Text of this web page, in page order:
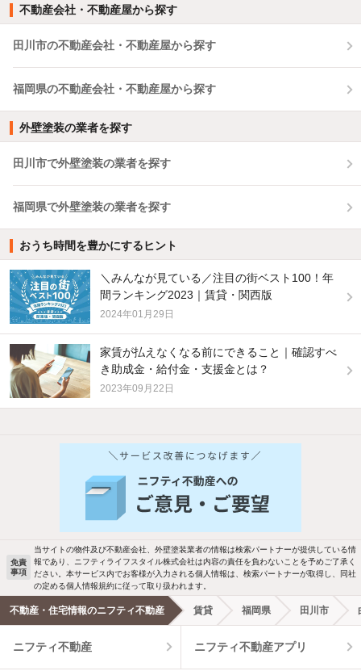
不動産会社・不動産屋から探す
田川市の不動産会社・不動産屋から探す
福岡県の不動産会社・不動産屋から探す
外壁塗装の業者を探す
田川市で外壁塗装の業者を探す
福岡県で外壁塗装の業者を探す
おうち時間を豊かにするヒント
＼みんなが見ている／注目の街ベスト100！年
間ランキング2023｜賃貸・関西版
2024年01月29日
家賃が払えなくなる前にできること｜確認すべ
き助成金・給付金・支援金とは？
2023年09月22日
バス・トイレ別 2階以上
洗濯機置場あり 独立洗面台
エアコンあり 都市ガス
温水洗浄便座 オートロック
免責
事項
当サイトの物件及び不動産会社、外壁塗装業者の情報は検索パートナーが提供している情
報であり、ニフティライフスタイル株式会社は内容の責任を負わないことを予めご了承く
ださい。本サービス内でお客様が入力される個人情報は、検索パートナーが取得し、同社
の定める個人情報規約に従って取り扱われます。
不動産・住宅情報のニフティ不動産 賃貸 福岡県 田川市
ニフティ不動産 ニフティ不動産アプリ